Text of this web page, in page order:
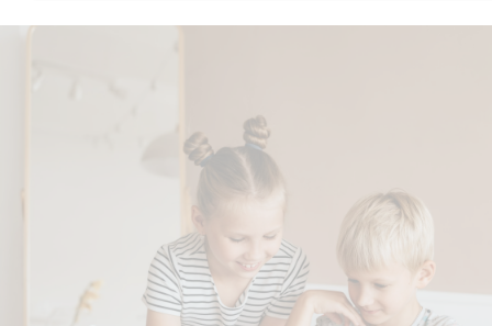
Handels- og
BubbleMinds eller dele deraf
undervisningsinstitutionens
aftale med Tekst & Node.
Kopiering, der går ud over